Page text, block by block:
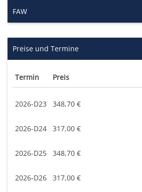
FAW
Preise und Termine
Termin Preis
2026-D23 348,70 €
2026-D24 317,00 €
2026-D25 348,70 €
2026-D26 317,00 €